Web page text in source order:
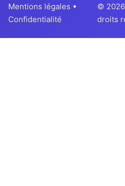
Mentions légales •
Confidentialité
© 2026
droits